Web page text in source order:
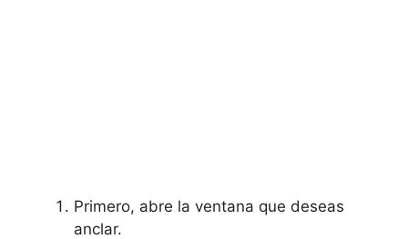
Primero, abre la ventana que deseas
anclar.